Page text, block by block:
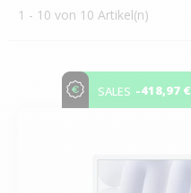
1 - 10 von 10 Artikel(n)
SALES -418,97 €